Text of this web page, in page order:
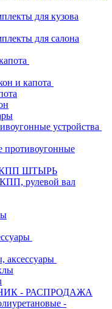
для кузова
для салона
и капота
устройства
противоугонные
КПП ШТЫРЬ
рулевой вал
аксессуары
- РАСПРОДАЖА
-